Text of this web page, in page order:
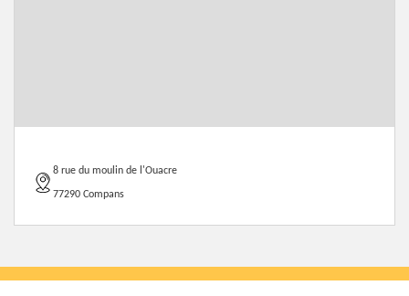
8 rue du moulin de l'Ouacre
77290 Compans